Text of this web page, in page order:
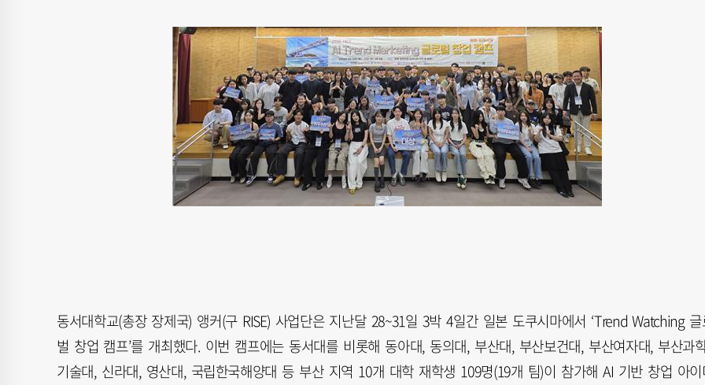
동서대학교(총장 장제국) 앵커(구 RISE) 사업단은 지난달 28~31일 3박 4일간 일본 도쿠시마에서 ‘Trend Watching
벌 창업 캠프’를 개최했다. 이번 캠프에는 동서대를 비롯해 동아대, 동의대, 부산대, 부산보건대, 부산여자대, 부산과
기술대, 신라대, 영산대, 국립한국해양대 등 부산 지역 10개 대학 재학생 109명(19개 팀)이 참가해 AI 기반 창업 아이